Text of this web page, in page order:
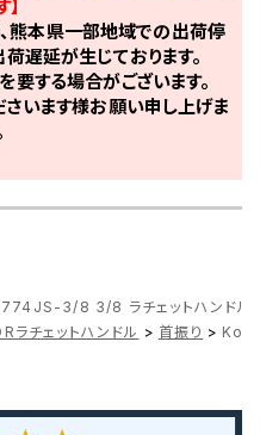
熊本県一部地域での出荷停
遅延が生じております。
する場合がございます。
さいます様お願い申し上げま
3/8 3/8 ラチェットハンドル
ラチェットハンドル > 首振り >